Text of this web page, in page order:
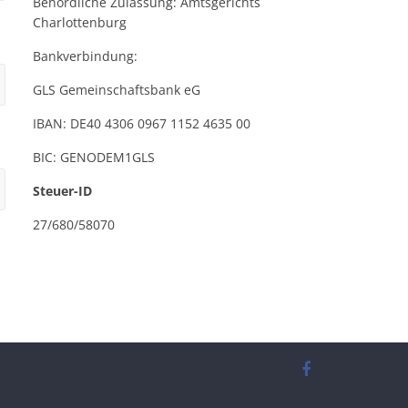
Charlottenburg
Bankverbindung:
GLS Gemeinschaftsbank eG
IBAN: DE40 4306 0967 1152 4635 00
BIC: GENODEM1GLS
Steuer-ID
27/680/58070